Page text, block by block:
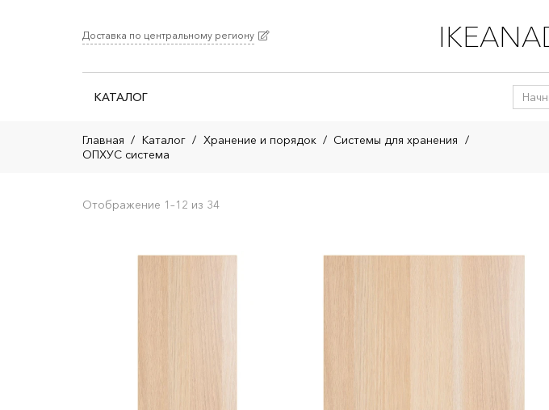
Доставка по центральному региону
КАТАЛОГ
Главная / Каталог / Хранение и порядок / Системы для хранения /
ОПХУС система
Отображение 1–12 из 34